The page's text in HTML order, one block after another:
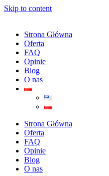
Skip to content
Strona Główna
Oferta
FAQ
Opinie
Blog
O nas
Strona Główna
Oferta
FAQ
Opinie
Blog
O nas